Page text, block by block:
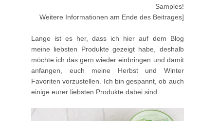
Samples!
Weitere Informationen am Ende des Beitrages]
Lange ist es her, dass ich hier auf dem Blog
meine liebsten Produkte gezeigt habe, deshalb
möchte ich das gern wieder einbringen und damit
anfangen, euch meine Herbst und Winter
Favoriten vorzustellen. Ich bin gespannt, ob auch
einige eurer liebsten Produkte dabei sind.